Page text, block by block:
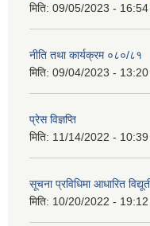
मिति: 09/05/2023 - 16:54
नीति तथा कार्यक्रम ०८०/८१
मिति: 09/04/2023 - 13:20
प्रेस विज्ञप्ति
मिति: 11/14/2022 - 10:39
सूचना प्रविधिमा आधारित
मिति: 10/20/2022 - 19:12